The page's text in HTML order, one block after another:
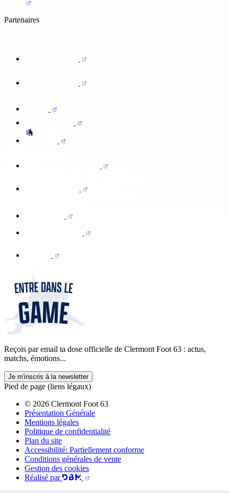
Partenaires
Reçois par email ta dose officielle de Clermont Foot 63 : actus,
matchs, émotions...
Je m'inscris à la newsletter
Pied de page (liens légaux)
© 2026 Clermont Foot 63
Présentation Générale
Mentions légales
Politique de confidentialité
Plan du site
Accessibilité: Partiellement conforme
Conditions générales de vente
Gestion des cookies
Réalisé par